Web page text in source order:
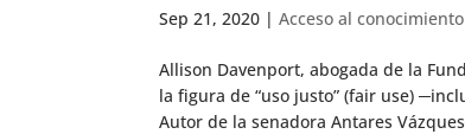
Sep 21, 2020 |Acceso al conocimiento
Allison Davenport, abogada de la
la figura de “uso justo” (fair use)
Autor de la senadora Antares